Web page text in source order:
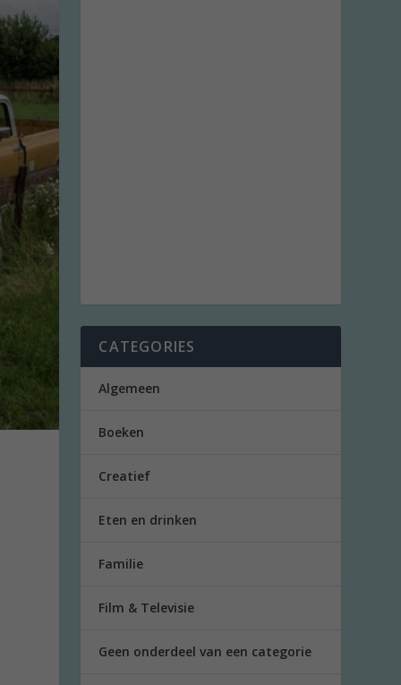
CATEGORIES
Algemeen
Boeken
Creatief
Eten en drinken
Familie
Film & Televisie
Geen onderdeel van een categorie